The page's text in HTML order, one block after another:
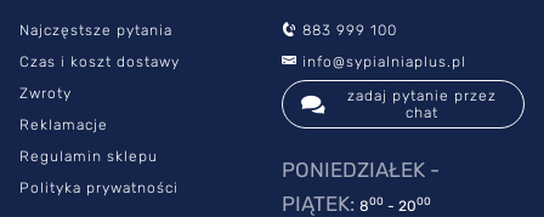
Najczęstsze pytania
Czas i koszt dostawy
Zwroty
Reklamacje
Regulamin sklepu
Polityka prywatności
883 999 100
info@sypialniaplus.pl
zadaj pytanie przez
chat
PONIEDZIAŁEK -
PIĄTEK: 800 - 2000